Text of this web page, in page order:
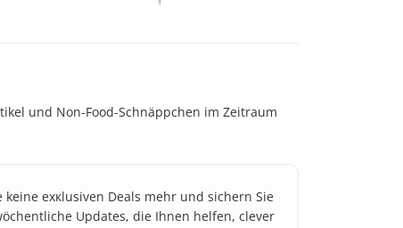
und Non-Food-Schnäppchen im Zeitraum
exкlusiven Deals mehr und sichern Sie
Updates, die Ihnen helfen, clever